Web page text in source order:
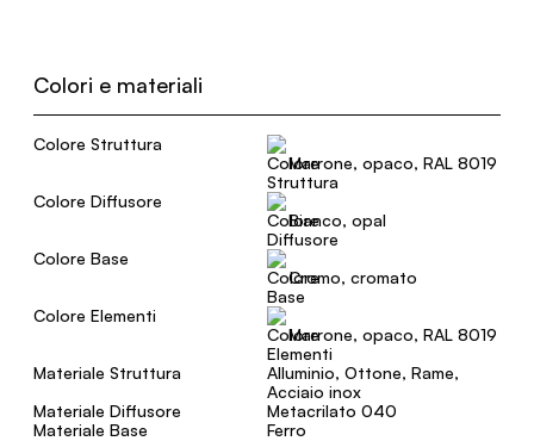
Colori e materiali
Colore Struttura
Marrone, opaco, RAL 8019
Colore Diffusore
Bianco, opal
Colore Base
Cromo, cromato
Colore Elementi
Marrone, opaco, RAL 8019
Materiale Struttura
Alluminio, Ottone, Rame,
Acciaio inox
Materiale Diffusore
Metacrilato 040
Materiale Base
Ferro